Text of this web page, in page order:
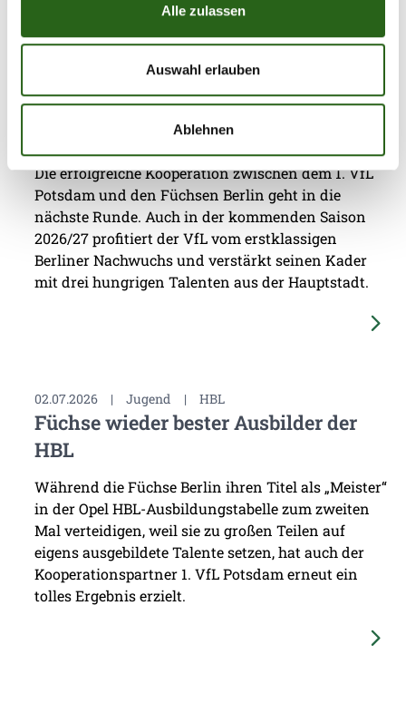
Alle zulassen
Auswahl erlauben
Ablehnen
Drei Jungfüchse per Leihe zum 1. VfL
Die erfolgreiche Kooperation zwischen dem 1. VfL
Potsdam und den Füchsen Berlin geht in die
nächste Runde. Auch in der kommenden Saison
2026/27 profitiert der VfL vom erstklassigen
Berliner Nachwuchs und verstärkt seinen Kader
mit drei hungrigen Talenten aus der Hauptstadt.
02.07.2026 | Jugend | HBL
Füchse wieder bester Ausbilder der
HBL
Während die Füchse Berlin ihren Titel als „Meister“
in der Opel HBL-Ausbildungstabelle zum zweiten
Mal verteidigen, weil sie zu großen Teilen auf
eigens ausgebildete Talente setzen, hat auch der
Kooperationspartner 1. VfL Potsdam erneut ein
tolles Ergebnis erzielt.